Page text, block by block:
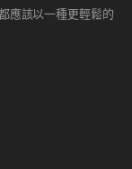
應該以一種更輕鬆的